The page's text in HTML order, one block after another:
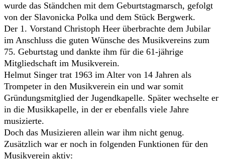
wurde das Ständchen mit dem Geburtstagmarsch, gefolgt
von der Slavonicka Polka und dem Stück Bergwerk.
Der 1. Vorstand Christoph Heer überbrachte dem Jubilar
im Anschluss die guten Wünsche des Musikvereins zum
75. Geburtstag und dankte ihm für die 61-jährige
Mitgliedschaft im Musikverein.
Helmut Singer trat 1963 im Alter von 14 Jahren als
Trompeter in den Musikverein ein und war somit
Gründungsmitglied der Jugendkapelle. Später wechselte er
in die Musikkapelle, in der er ebenfalls viele Jahre
musizierte.
Doch das Musizieren allein war ihm nicht genug.
Zusätzlich war er noch in folgenden Funktionen für den
Musikverein aktiv: